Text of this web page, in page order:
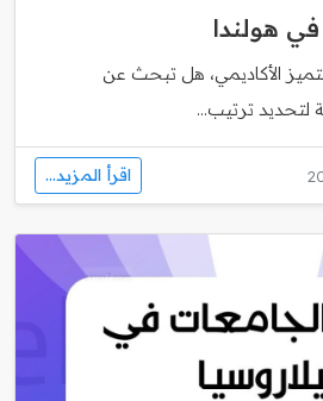
هولندا
الأكاديمي، هل تبحث عن
ترتيب...
اقرأ المزيد...